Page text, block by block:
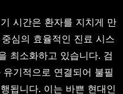
시간은 환자를 지치게 만
심의 효율적인 진료 시스
최소화하고 있습니다. 검
기적으로 연결되어 불필
됩니다. 이는 바쁜 현대인